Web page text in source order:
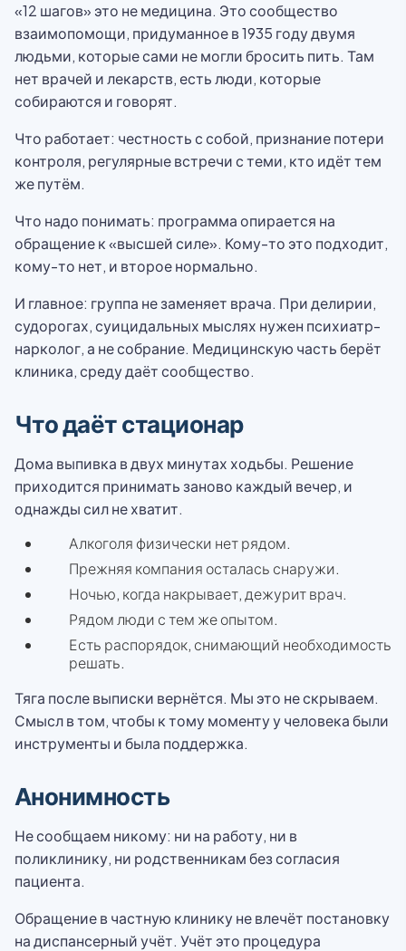
«12 шагов» это не медицина. Это сообщество
взаимопомощи, придуманное в 1935 году двумя
людьми, которые сами не могли бросить пить. Там
нет врачей и лекарств, есть люди, которые
собираются и говорят.
Что работает: честность с собой, признание потери
контроля, регулярные встречи с теми, кто идёт тем
же путём.
Что надо понимать: программа опирается на
обращение к «высшей силе». Кому-то это подходит,
кому-то нет, и второе нормально.
И главное: группа не заменяет врача. При делирии,
судорогах, суицидальных мыслях нужен психиатр-
нарколог, а не собрание. Медицинскую часть берёт
клиника, среду даёт сообщество.
Что даёт стационар
Дома выпивка в двух минутах ходьбы. Решение
приходится принимать заново каждый вечер, и
однажды сил не хватит.
Алкоголя физически нет рядом.
Прежняя компания осталась снаружи.
Ночью, когда накрывает, дежурит врач.
Рядом люди с тем же опытом.
Есть распорядок, снимающий необходимость
решать.
Тяга после выписки вернётся. Мы это не скрываем.
Смысл в том, чтобы к тому моменту у человека были
инструменты и была поддержка.
Анонимность
Не сообщаем никому: ни на работу, ни в
поликлинику, ни родственникам без согласия
пациента.
Обращение в частную клинику не влечёт постановку
на диспансерный учёт. Учёт это процедура